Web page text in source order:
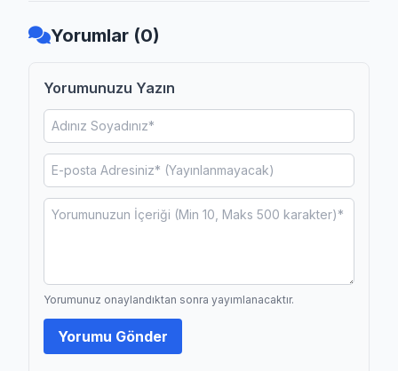
Yorumlar (0)
Yorumunuzu Yazın
Yorumunuz onaylandıktan sonra yayımlanacaktır.
Yorumu Gönder